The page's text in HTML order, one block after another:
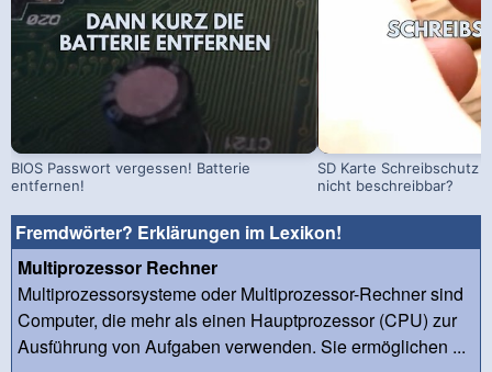
BIOS Passwort vergessen! Batterie
entfernen!
SD Karte Schreibschutz
nicht beschreibbar?
Fremdwörter? Erklärungen im Lexikon!
Multiprozessor Rechner
Multiprozessorsysteme oder Multiprozessor-Rechner sind
Computer, die mehr als einen Hauptprozessor (CPU) zur
Ausführung von Aufgaben verwenden. Sie ermöglichen ...